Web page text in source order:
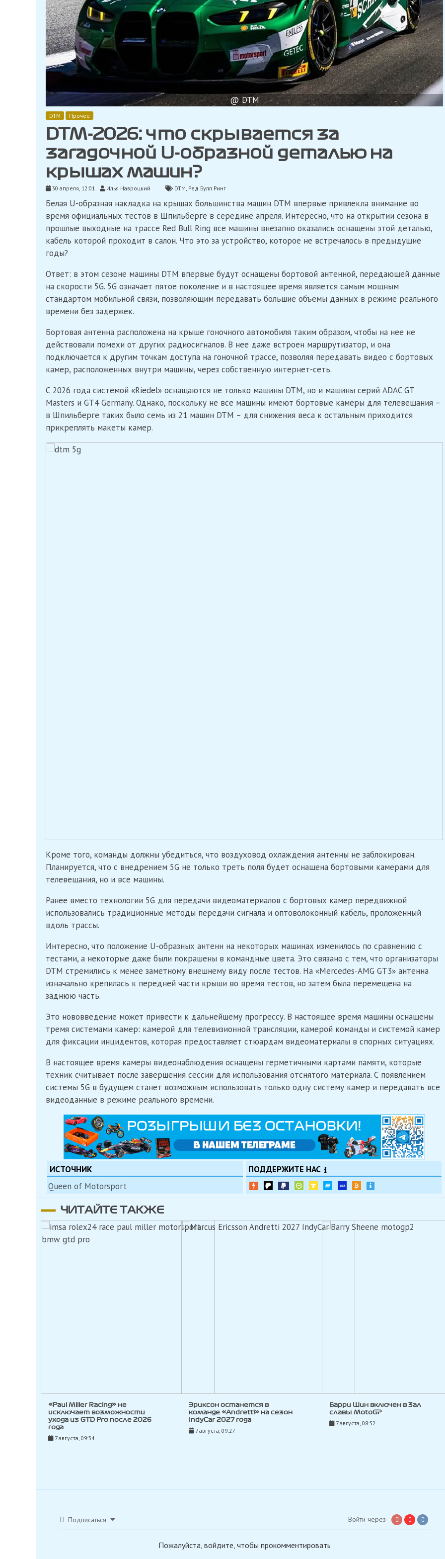
@ DTM
DTM Прочее
DTM-2026: что скрывается за
загадочной U-образной деталью на
крышах машин?
30 апреля, 12:01 Илья Навроцкий DTM, Ред Булл Ринг
Белая U-образная накладка на крышах большинства машин DTM впервые привлекла внимание во
время официальных тестов в Шпильберге в середине апреля. Интересно, что на открытии сезона в
прошлые выходные на трассе Red Bull Ring все машины внезапно оказались оснащены этой деталью,
кабель которой проходит в салон. Что это за устройство, которое не встречалось в предыдущие
годы?
Ответ: в этом сезоне машины DTM впервые будут оснащены бортовой антенной, передающей данные
на скорости 5G. 5G означает пятое поколение и в настоящее время является самым мощным
стандартом мобильной связи, позволяющим передавать большие объемы данных в режиме реального
времени без задержек.
Бортовая антенна расположена на крыше гоночного автомобиля таким образом, чтобы на нее не
действовали помехи от других радиосигналов. В нее даже встроен маршрутизатор, и она
подключается к другим точкам доступа на гоночной трассе, позволяя передавать видео с бортовых
камер, расположенных внутри машины, через собственную интернет-сеть.
С 2026 года системой «Riedel» оснащаются не только машины DTM, но и машины серий ADAC GT
Masters и GT4 Germany. Однако, поскольку не все машины имеют бортовые камеры для телевещания –
в Шпильберге таких было семь из 21 машин DTM – для снижения веса к остальным приходится
прикреплять макеты камер.
Кроме того, команды должны убедиться, что воздуховод охлаждения антенны не заблокирован.
Планируется, что с внедрением 5G не только треть поля будет оснащена бортовыми камерами для
телевещания, но и все машины.
Ранее вместо технологии 5G для передачи видеоматериалов с бортовых камер передвижной
использовались традиционные методы передачи сигнала и оптоволоконный кабель, проложенный
вдоль трассы.
Интересно, что положение U-образных антенн на некоторых машинах изменилось по сравнению с
тестами, а некоторые даже были покрашены в командные цвета. Это связано с тем, что организаторы
DTM стремились к менее заметному внешнему виду после тестов. На «Mercedes-AMG GT3» антенна
изначально крепилась к передней части крыши во время тестов, но затем была перемещена на
заднюю часть.
Это нововведение может привести к дальнейшему прогрессу. В настоящее время машины оснащены
тремя системами камер: камерой для телевизионной трансляции, камерой команды и системой камер
для фиксации инцидентов, которая предоставляет стюардам видеоматериалы в спорных ситуациях.
В настоящее время камеры видеонаблюдения оснащены герметичными картами памяти, которые
техник считывает после завершения сессии для использования отснятого материала. С появлением
системы 5G в будущем станет возможным использовать только одну систему камер и передавать все
видеоданные в режиме реального времени.
ИСТОЧНИК
Queen of Motorsport
ПОДДЕРЖИТЕ НАС
ЧИТАЙТЕ ТАКЖЕ
«Paul Miller Racing» не
исключает возможности
ухода из GTD Pro после 2026
года
7 августа, 09:34
Эриксон останется в
команде «Andretti» на сезон
IndyCar 2027 года
7 августа, 09:27
Барри Шин включен в Зал
славы MotoGP
7 августа, 08:52
Подписаться Войти через
Пожалуйста, войдите, чтобы прокомментировать